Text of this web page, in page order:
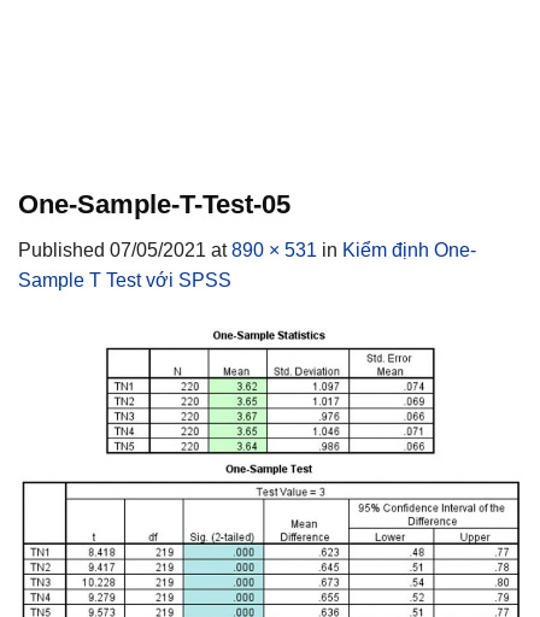
One-Sample-T-Test-05
Published 07/05/2021 at890 × 531 in Kiểm định One-
Sample T Test với SPSS